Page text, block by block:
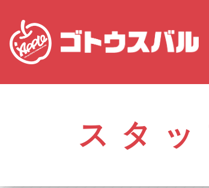
アップル春日井中央店
愛知県春日井市柏井町4-43-1
スタ